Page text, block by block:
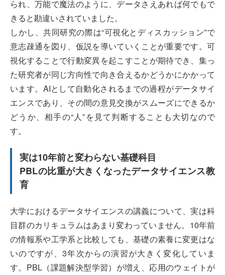
られ、万能で魔法のように、データさえあれば何でもで
きると勘違いされていました。
しかし、共同研究の際は“可視化とディスカッション”で
意志疎通を図り、仮説を導いていくことが重要です。可
視化することで行動変異を起こすことが期待でき、集っ
た研究者が同じ方向性で向き合えるかどうかにかかって
います。AIとして自動化されるまでの過程がデータサイ
エンスであり、その間の意見交換がスムーズにできるか
どうか、相手の“人”を見て判断することも大切なので
す。
実は10年前と変わらない基礎科目
PBLの比重が大きくなったデータサイエンス教
育
大学におけるデータサイエンスの講義について、実は科
目群のカリキュラムはあまり変わっていません。10年前
の情報系や工学系と比較しても、基礎の素養に変更はな
いのですが、3年次からの演習が大きく変化していま
す。PBL（課題解決型学習）が増え、応用のウェイトが